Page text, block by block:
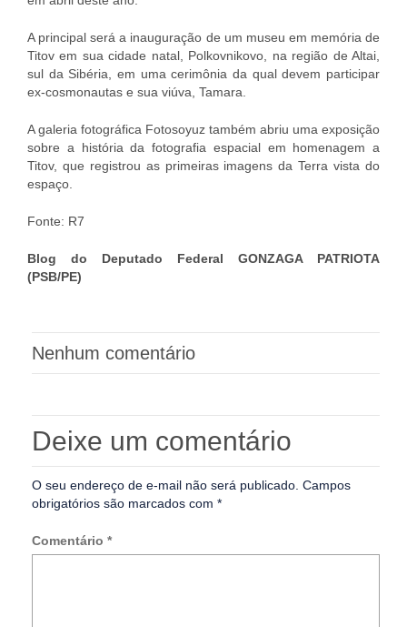
A principal será a inauguração de um museu em memória de
Titov em sua cidade natal, Polkovnikovo, na região de Altai,
sul da Sibéria, em uma cerimônia da qual devem participar
ex-cosmonautas e sua viúva, Tamara.
A galeria fotográfica Fotosoyuz também abriu uma exposição
sobre a história da fotografia espacial em homenagem a
Titov, que registrou as primeiras imagens da Terra vista do
espaço.
Fonte: R7
Blog do Deputado Federal GONZAGA PATRIOTA
(PSB/PE)
Nenhum comentário
Deixe um comentário
O seu endereço de e-mail não será publicado. Campos
obrigatórios são marcados com *
Comentário *